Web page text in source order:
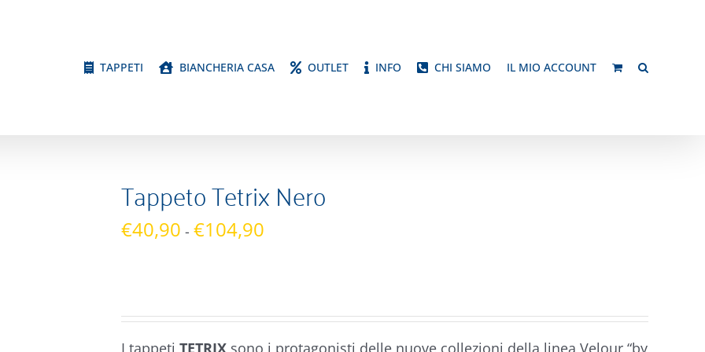
TAPPETI BIANCHERIA CASA OUTLET INFO CHI SIAMO IL MIO ACCOUNT
Tappeto Tetrix Nero
€40,90 - €104,90
I tappeti TETRIX sono i protagonisti delle nuove collezioni della linea Velour “by